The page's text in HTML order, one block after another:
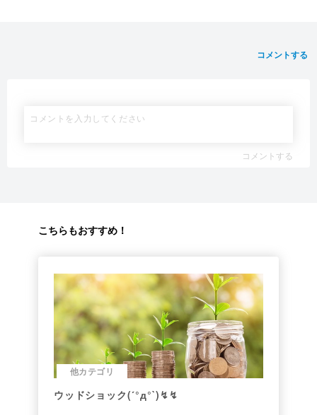
コメントする
コメントする
こちらもおすすめ！
他カテゴリ
ウッドショック(´°д°`)↯↯